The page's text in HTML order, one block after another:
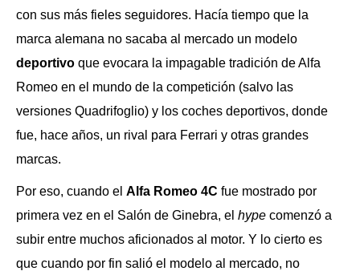
con sus más fieles seguidores. Hacía tiempo que la
marca alemana no sacaba al mercado un modelo
deportivo que evocara la impagable tradición de Alfa
Romeo en el mundo de la competición (salvo las
versiones Quadrifoglio) y los coches deportivos, donde
fue, hace años, un rival para Ferrari y otras grandes
marcas.
Por eso, cuando el Alfa Romeo 4C fue mostrado por
primera vez en el Salón de Ginebra, el hype comenzó a
subir entre muchos aficionados al motor. Y lo cierto es
que cuando por fin salió el modelo al mercado, no